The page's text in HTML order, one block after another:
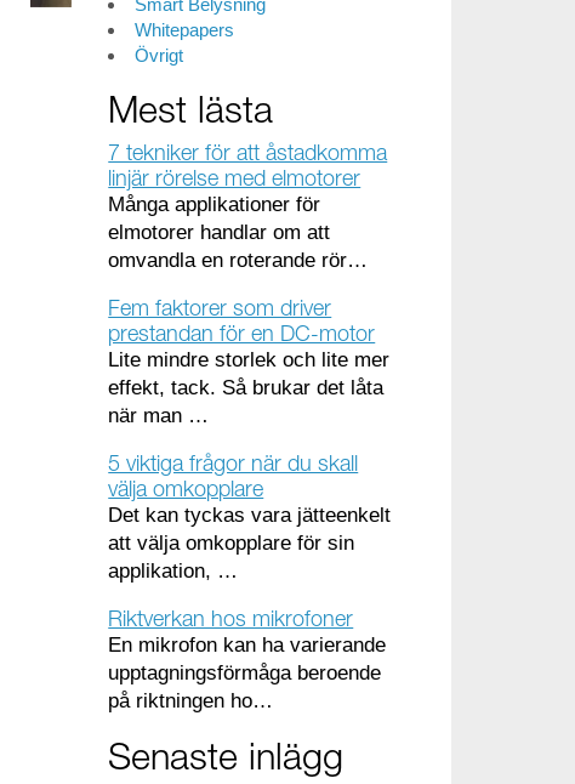
Smart Belysning
Whitepapers
Övrigt
Mest lästa
7 tekniker för att åstadkomma
linjär rörelse med elmotorer
Många applikationer för
elmotorer handlar om att
omvandla en roterande rör…
Fem faktorer som driver
prestandan för en DC-motor
Lite mindre storlek och lite mer
effekt, tack. Så brukar det låta
när man …
5 viktiga frågor när du skall
välja omkopplare
Det kan tyckas vara jätteenkelt
att välja omkopplare för sin
applikation, …
Riktverkan hos mikrofoner
En mikrofon kan ha varierande
upptagningsförmåga beroende
på riktningen ho…
Senaste inlägg